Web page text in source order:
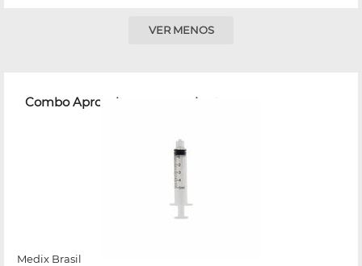
VER MENOS
Combo Aproveite e compre junto
Medix Brasil